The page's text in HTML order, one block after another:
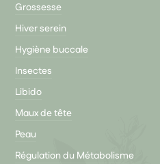
Grossesse
Hiver serein
Hygiène buccale
Insectes
Libido
Maux de tête
Peau
Régulation du Métabolisme